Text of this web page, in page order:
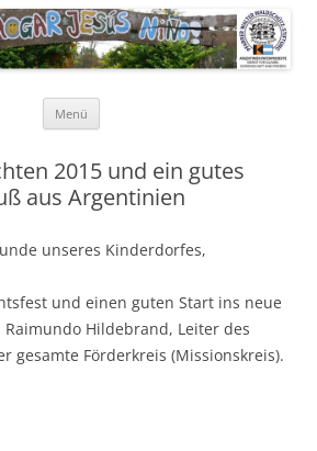
Menü
2015 und ein gutes
aus Argentinien
unseres Kinderdorfes,
und einen guten Start ins neue
Raimundo Hildebrand, Leiter des
gesamte Förderkreis (Missionskreis).